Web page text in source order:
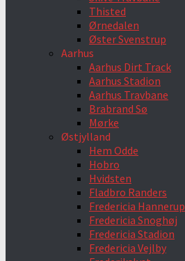
Thisted
Ørnedalen
Øster Svenstrup
Aarhus
Aarhus Dirt Track
Aarhus Stadion
Aarhus Travbane
Brabrand Sø
Mørke
Østjylland
Hem Odde
Hobro
Hvidsten
Fladbro Randers
Fredericia Hannerup
Fredericia Snoghøj
Fredericia Stadion
Fredericia Vejlby